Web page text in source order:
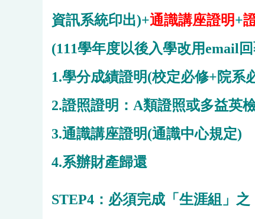
資訊系統印出)+通識講座證明+
(111學年度以後入學改用email
1.學分成績證明(校定必修+院系
2.證照證明：A類證照或多益英
3.通識講座證明(通識中心規定)
4.系辦財產歸還
STEP4：必須完成「生涯組」